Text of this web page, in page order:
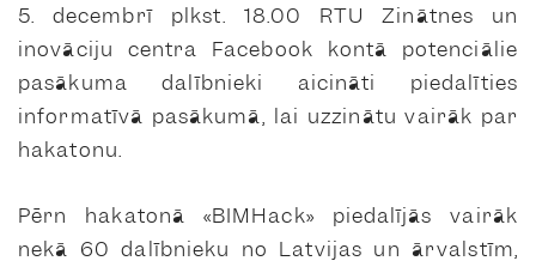
5. decembrī plkst. 18.00 RTU Zinātnes un
inovāciju centra Facebook kontā potenciālie
pasākuma dalībnieki aicināti piedalīties
informatīvā pasākumā, lai uzzinātu vairāk par
hakatonu.
Pērn hakatonā «BIMHack» piedalījās vairāk
nekā 60 dalībnieku no Latvijas un ārvalstīm,